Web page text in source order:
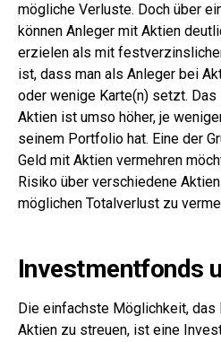
mögliche Verluste. Doch über
können Anleger mit Aktien
erzielen als mit
ist, dass man als Anleger bei
oder wenige Karte(n) setzt.
Aktien ist umso höher, je
seinem Portfolio hat. Eine der
Geld mit Aktien vermehren
Risiko über verschiedene
möglichen Totalverlust zu
Investmentfonds
Die einfachste Möglichkeit,
Aktien zu streuen, ist eine